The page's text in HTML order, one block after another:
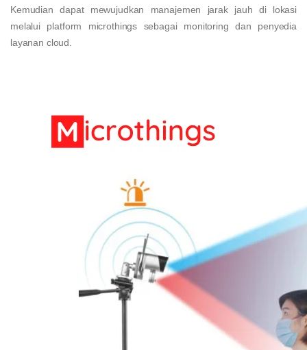
Kemudian dapat mewujudkan manajemen jarak jauh di lokasi
melalui platform microthings sebagai monitoring dan penyedia
layanan cloud.